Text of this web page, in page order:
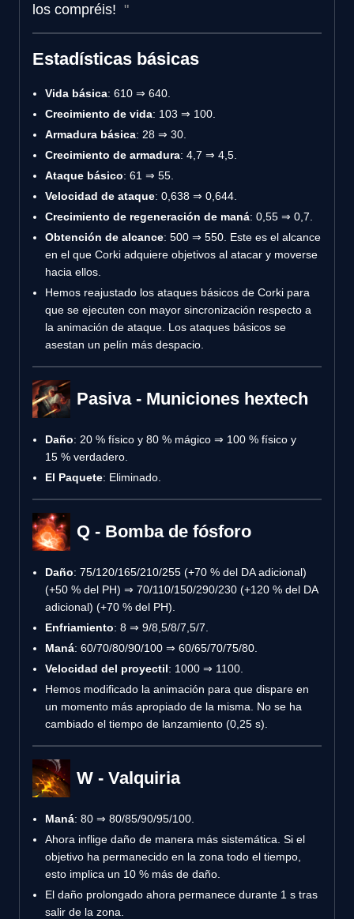
los compréis!
Estadísticas básicas
Vida básica: 610 ⇒ 640.
Crecimiento de vida: 103 ⇒ 100.
Armadura básica: 28 ⇒ 30.
Crecimiento de armadura: 4,7 ⇒ 4,5.
Ataque básico: 61 ⇒ 55.
Velocidad de ataque: 0,638 ⇒ 0,644.
Crecimiento de regeneración de maná: 0,55 ⇒ 0,7.
Obtención de alcance: 500 ⇒ 550. Este es el alcance
en el que Corki adquiere objetivos al atacar y moverse
hacia ellos.
Hemos reajustado los ataques básicos de Corki para
que se ejecuten con mayor sincronización respecto a
la animación de ataque. Los ataques básicos se
asestan un pelín más despacio.
Pasiva - Municiones hextech
Daño: 20 % físico y 80 % mágico ⇒ 100 % físico y
15 % verdadero.
El Paquete: Eliminado.
Q - Bomba de fósforo
Daño: 75/120/165/210/255 (+70 % del DA adicional)
(+50 % del PH) ⇒ 70/110/150/290/230 (+120 % del DA
adicional) (+70 % del PH).
Enfriamiento: 8 ⇒ 9/8,5/8/7,5/7.
Maná: 60/70/80/90/100 ⇒ 60/65/70/75/80.
Velocidad del proyectil: 1000 ⇒ 1100.
Hemos modificado la animación para que dispare en
un momento más apropiado de la misma. No se ha
cambiado el tiempo de lanzamiento (0,25 s).
W - Valquiria
Maná: 80 ⇒ 80/85/90/95/100.
Ahora inflige daño de manera más sistemática. Si el
objetivo ha permanecido en la zona todo el tiempo,
esto implica un 10 % más de daño.
El daño prolongado ahora permanece durante 1 s tras
salir de la zona.